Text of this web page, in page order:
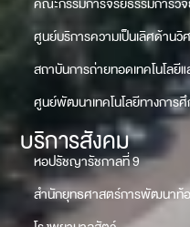
ศูนย์บริการความเป็นเลิศด้านวิ
สถาบันการถ่ายทอดเทคโนโลยี
ศูนย์พัฒนาเทคโนโลยีทางการ
บริการสังคม
หอปรัชญารัชกาลที่ 9
สำนักยุทธศาสตร์การพัฒนาท้อ